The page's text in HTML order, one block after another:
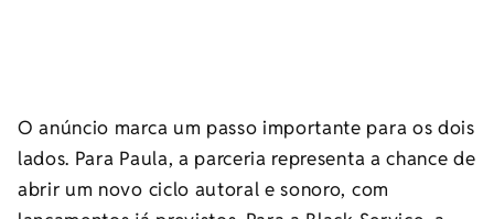
O anúncio marca um passo importante para os dois
lados. Para Paula, a parceria representa a chance de
abrir um novo ciclo autoral e sonoro, com